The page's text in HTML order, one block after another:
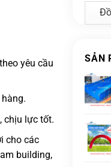
yêu cầu
chịu lực tốt.
cho các
building,
SẢN